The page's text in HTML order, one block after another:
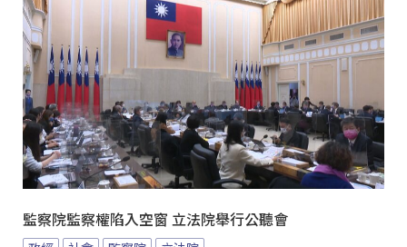
監察院監察權陷入空窗 立法院舉行公聽會